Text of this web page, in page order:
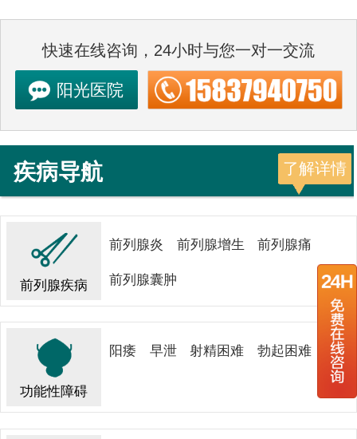
快速在线咨询，24小时与您一对一交流
阳光医院
了解详情
疾病导航
前列腺疾病
前列腺炎 前列腺增生 前列腺痛
前列腺囊肿
功能性障碍
阳痿 早泄 射精困难 勃起困难